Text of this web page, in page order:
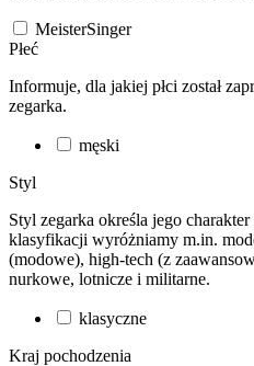
MeisterSinger
Płeć
Informuje, dla jakiej płci został
zegarka.
męski
Styl
Styl zegarka określa jego
klasyfikacji wyróżniamy m.in.
(modowe), high-tech (z
nurkowe, lotnicze i militarne.
klasyczne
Kraj pochodzenia